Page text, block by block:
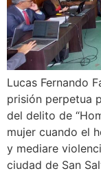
Lucas Fernando
prisión perpetua
del delito de
mujer cuando el
y mediare
ciudad de San